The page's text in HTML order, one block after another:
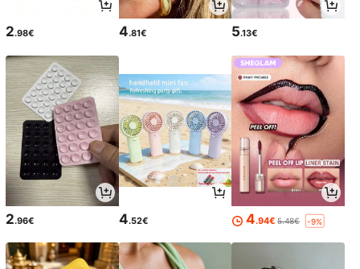
2.98€ 4.81€ 5.13€
2.96€ 4.52€ 4.94€ 5.48€ -9%